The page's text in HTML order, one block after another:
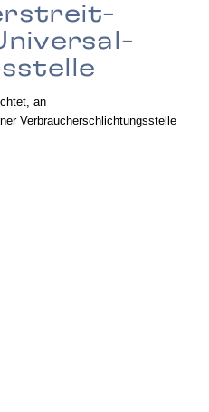
an
Verbraucherschlichtungsstelle